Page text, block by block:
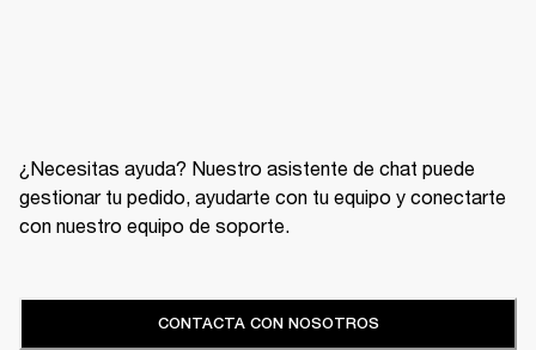
¿Necesitas ayuda? Nuestro asistente de chat puede
gestionar tu pedido, ayudarte con tu equipo y conectarte
con nuestro equipo de soporte.
CONTACTA CON NOSOTROS